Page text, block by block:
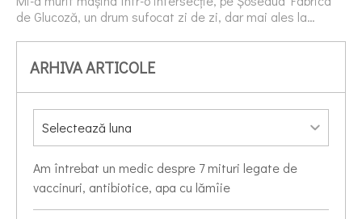
de Glucoză, un drum sufocat zi de zi, dar mai ales la…
ARHIVA ARTICOLE
Am întrebat un medic despre 7 mituri legate de
vaccinuri, antibiotice, apa cu lămîie